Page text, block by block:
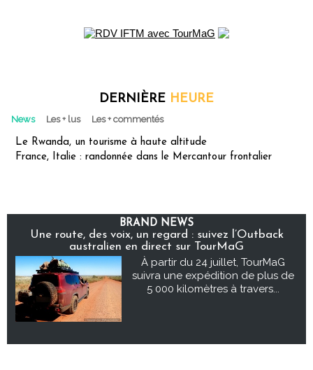
DERNIÈRE HEURE
News Les + lus Les + commentés
Le Rwanda, un tourisme à haute altitude
France, Italie : randonnée dans le Mercantour frontalier
BRAND NEWS
Une route, des voix, un regard : suivez l’Outback
australien en direct sur TourMaG
À partir du 24 juillet, TourMaG
suivra une expédition de plus de
5 000 kilomètres à travers...